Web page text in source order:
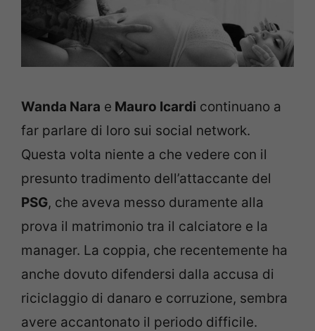
Wanda Nara e Mauro Icardi continuano a
far parlare di loro sui social network.
Questa volta niente a che vedere con il
presunto tradimento dell’attaccante del
PSG, che aveva messo duramente alla
prova il matrimonio tra il calciatore e la
manager. La coppia, che recentemente ha
anche dovuto difendersi dalla accusa di
riciclaggio di danaro e corruzione, sembra
avere accantonato il periodo difficile.